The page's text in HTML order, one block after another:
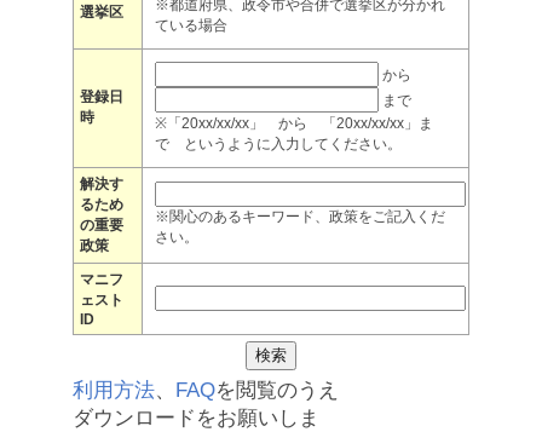
選挙区
※都道府県、政令市や合併で選挙区が分かれ
ている場合
登録日
時
から
まで
※「20xx/xx/xx」 から 「20xx/xx/xx」ま
で というように入力してください。
解決す
るため
の重要
政策
※関心のあるキーワード、政策をご記入くだ
さい。
マニフ
ェスト
ID
利用方法、 FAQを閲覧のうえ
ダウンロードをお願いしま